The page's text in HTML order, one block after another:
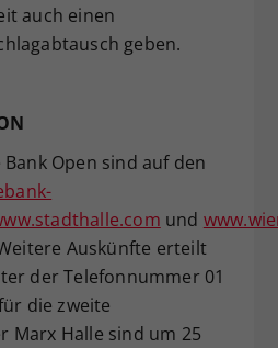
auch einen
geben.
Open sind auf den
und
Auskünfte erteilt
der Telefonnummer 01
die zweite
Marx Halle sind um 25